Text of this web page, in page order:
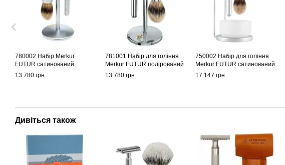
780002 Набір Merkur
FUTUR сатинований
13 780 грн
781001 Набір для гоління
Merkur FUTUR полірований
13 780 грн
750002 Набір для гоління
Merkur FUTUR сатинований
17 147 грн
Дивіться також